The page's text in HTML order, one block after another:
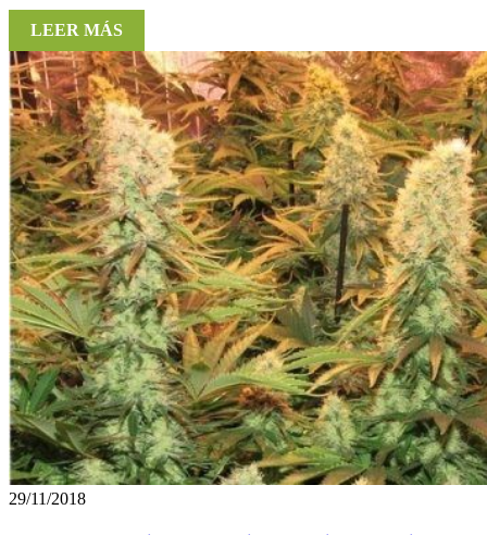
LEER MÁS
29/11/2018